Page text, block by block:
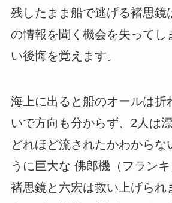
残したまま船で逃げる褚思鏡
の情報を聞く機会を失ってし
い後悔を覚えます。
海上に出ると船のオールは折
いで方向も分からず、2人は
どれほど流されたかわからな
うに巨大な 佛郎機（フランキ
褚思鏡と六宏は救い上げられ